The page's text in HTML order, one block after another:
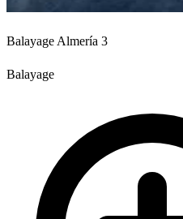
Balayage Almería 3
Balayage